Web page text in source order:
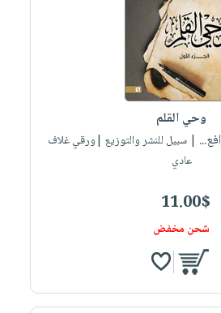
وحي القلم
| سبيل للنشر والتوزيع |ورقي غلاف
عادي
11.00$
شحن مخفض